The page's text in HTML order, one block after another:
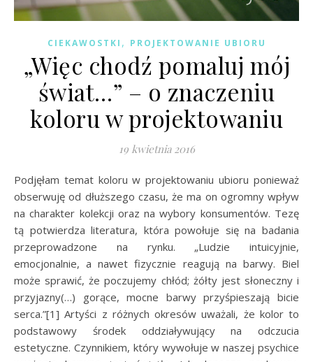
CIEKAWOSTKI , PROJEKTOWANIE UBIORU
„Więc chodź pomaluj mój
świat…” – o znaczeniu
koloru w projektowaniu
19 kwietnia 2016
Podjęłam temat koloru w projektowaniu ubioru ponieważ
obserwuję od dłuższego czasu, że ma on ogromny wpływ
na charakter kolekcji oraz na wybory konsumentów. Tezę
tą potwierdza literatura, która powołuje się na badania
przeprowadzone na rynku. „Ludzie intuicyjnie,
emocjonalnie, a nawet fizycznie reagują na barwy. Biel
może sprawić, że poczujemy chłód; żółty jest słoneczny i
przyjazny(…) gorące, mocne barwy przyśpieszają bicie
serca.”[1] Artyści z różnych okresów uważali, że kolor to
podstawowy środek oddziaływujący na odczucia
estetyczne. Czynnikiem, który wywołuje w naszej psychice